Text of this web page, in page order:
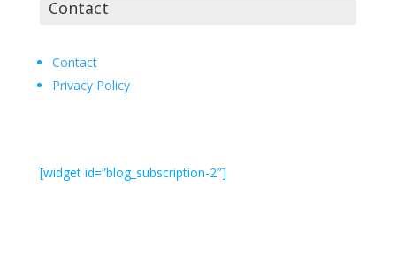
Contact
Contact
Privacy Policy
[widget id=”blog_subscription-2″]